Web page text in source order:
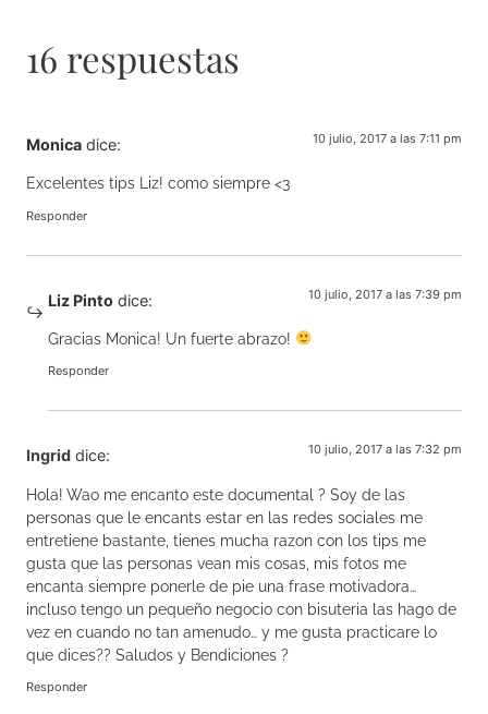
16 respuestas
Monica dice: 10 julio, 2017 a las 7:11 pm
Excelentes tips Liz! como siempre <3
Responder
Liz Pinto dice: 10 julio, 2017 a las 7:39 pm
Gracias Monica! Un fuerte abrazo!
Responder
Ingrid dice: 10 julio, 2017 a las 7:32 pm
Hola! Wao me encanto este documental ? Soy de las
personas que le encants estar en las redes sociales me
entretiene bastante, tienes mucha razon con los tips me
gusta que las personas vean mis cosas, mis fotos me
encanta siempre ponerle de pie una frase motivadora…
incluso tengo un pequeño negocio con bisuteria las hago de
vez en cuando no tan amenudo… y me gusta practicare lo
que dices?? Saludos y Bendiciones ?
Responder